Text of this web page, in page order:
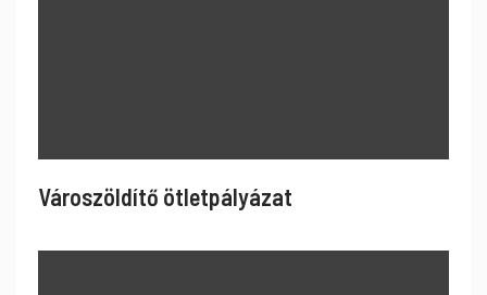
Városzöldítő ötletpályázat